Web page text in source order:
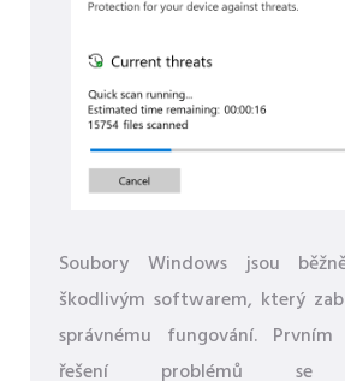
Soubory Windows jsou
škodlivým softwarem, který
správnému fungování.
řešení problémů se